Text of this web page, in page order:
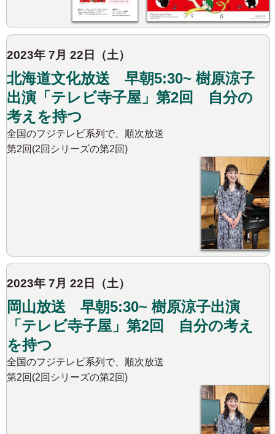
2023年 7月 22日（土）
北海道文化放送 早朝5:30~ 樹原涼子
出演「テレビ寺子屋」第2回 自分の
考えを持つ
全国のフジテレビ系列で、順次放送
第2回(2回シリーズの第2回)
2023年 7月 22日（土）
岡山放送 早朝5:30~ 樹原涼子出演
「テレビ寺子屋」第2回 自分の考え
を持つ
全国のフジテレビ系列で、順次放送
第2回(2回シリーズの第2回)